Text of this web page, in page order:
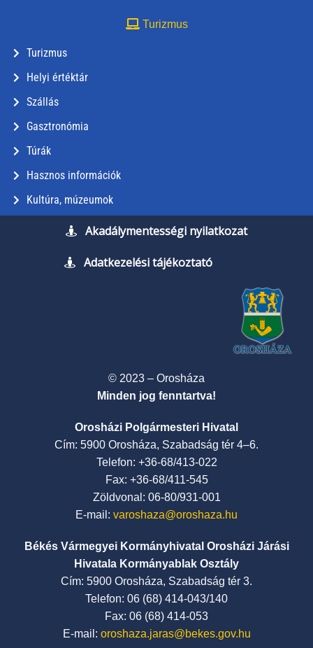
Turizmus
Turizmus
Helyi értéktár
Szállás
Gasztronómia
Túrák
Hasznos információk
Kultúra, múzeumok
Akadálymentességi nyilatkozat
Adatkezelési tájékoztató
© 2023 – Orosháza
Minden jog fenntartva!
Orosházi Polgármesteri Hivatal
Cím: 5900 Orosháza, Szabadság tér 4–6.
Telefon: +36-68/413-022
Fax: +36-68/411-545
Zöldvonal: 06-80/931-001
E-mail: varoshaza@oroshaza.hu
Békés Vármegyei Kormányhivatal Orosházi Járási
Hivatala Kormányablak Osztály
Cím: 5900 Orosháza, Szabadság tér 3.
Telefon: 06 (68) 414-043/140
Fax: 06 (68) 414-053
E-mail: oroshaza.jaras@bekes.gov.hu